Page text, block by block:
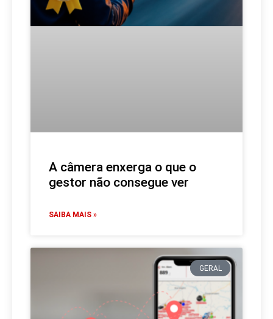
A câmera enxerga o que o
gestor não consegue ver
SAIBA MAIS »
GERAL